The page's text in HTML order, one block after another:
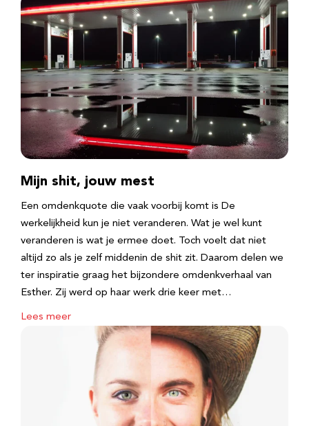
Mijn shit, jouw mest
Een omdenkquote die vaak voorbij komt is De
werkelijkheid kun je niet veranderen. Wat je wel kunt
veranderen is wat je ermee doet. Toch voelt dat niet
altijd zo als je zelf middenin de shit zit. Daarom delen we
ter inspiratie graag het bijzondere omdenkverhaal van
Esther. Zij werd op haar werk drie keer met…
Lees meer